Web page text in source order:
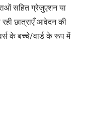
सहित ग्रेजुएशन या
छात्राएँ आवेदन की
के बच्चे/वार्ड के रूप में